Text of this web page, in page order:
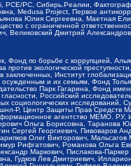
PC, Сибирь.Реалии,
Medusa Project, Первое
Юлия Сергеевна, Маетная
с ограниченной
Дмитрий
Фонд по борьбе с
экологической
Институт
и их семьям, Фонд
Парк Гагарина, Фонд
Российский
социологических
Р, Центр Защиты Прав
агентство МЕМО.
Ольга Борисовна, Таранова
Георгиевич, Пивоваров
Олег Викторович,
Рифгатович, Романова Ольга
Маркович, Пислакова-
Гудков Лев Дмитриевич,